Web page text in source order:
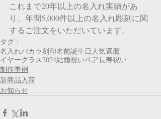
これまで20年以上の名入れ実績があ
り、年間5,000件以上の名入れ彫刻に関
するご注文をいただいています。
タグ：
名入れバカラ刻印名前誕生日 人気還暦
イヤーグラス2024結婚祝いペア長寿祝い
制作事例
新商品入荷
お知らせ